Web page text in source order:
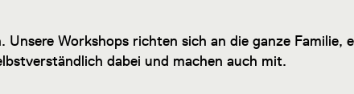
Unsere Workshops richten sich an die ganze Familie,
dabei und machen auch mit.